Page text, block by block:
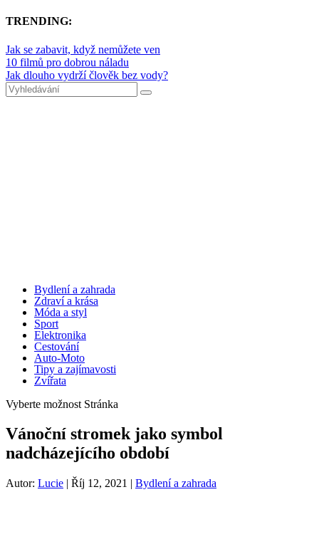
TRENDING:
Jak se zabavit, když nemůžete ven
10 filmů pro dobrou náladu
Jak dlouho vydrží člověk bez vody?
Bydlení a zahrada
Zdraví a krása
Móda a styl
Sport
Elektronika
Cestování
Auto-Moto
Tipy a zajímavosti
Zvířata
Vyberte možnost Stránka
Vánoční stromek jako symbol
nadcházejícího období
Autor: Lucie | Říj 12, 2021 | Bydlení a zahrada